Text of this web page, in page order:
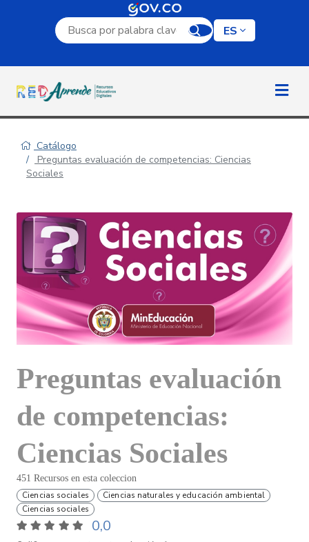
Campo de búsqueda por palabra clave
ES
Catálogo
Preguntas evaluación de competencias: Ciencias
Sociales
Preguntas evaluación
de competencias:
Ciencias Sociales
451 Recursos en esta coleccion
Ciencias sociales
Ciencias naturales y educación ambiental
Ciencias sociales
0,0